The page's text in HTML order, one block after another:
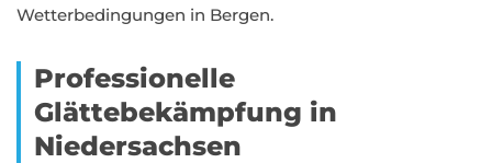
Wetterbedingungen in Bergen.
Professionelle
Glättebekämpfung in
Niedersachsen